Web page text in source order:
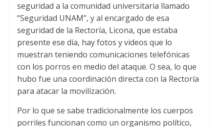
seguridad a la comunidad universitaria llamado
“Seguridad UNAM”, y al encargado de esa
seguridad de la Rectoría, Licona, que estaba
presente ese día, hay fotos y videos que lo
muestran teniendo comunicaciones telefónicas
con los porros en medio del ataque. O sea, lo que
hubo fue una coordinación directa con la Rectoría
para atacar la movilización.
Por lo que se sabe tradicionalmente los cuerpos
porriles funcionan como un organismo político,